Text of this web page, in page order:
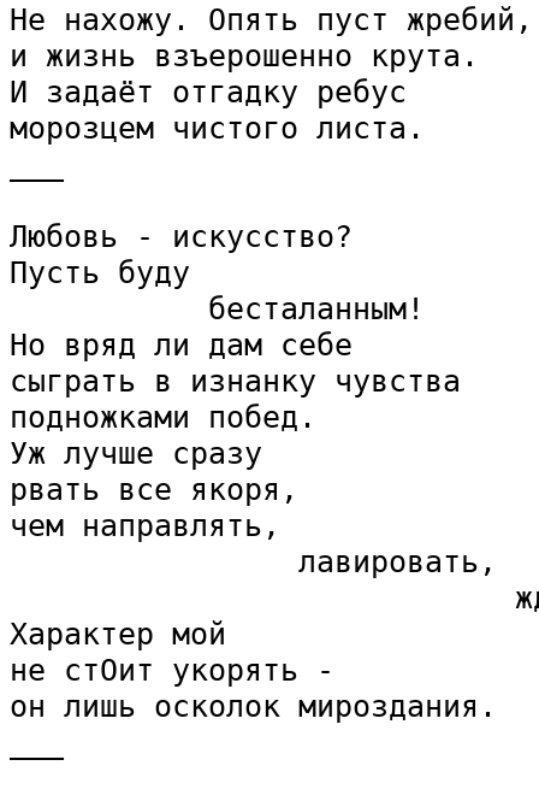
Не нахожу. Опять пуст жребий,
и жизнь взъерошенно крута.
И задаёт отгадку ребус
морозцем чистого листа.
Любовь - искусство?
Пусть буду
           бесталанным!
Но вряд ли дам себе
сыграть в изнанку чувства
подножками побед.
Уж лучше сразу
рвать все якоря,
чем направлять,
                лавировать,
Характер мой
не стОит укорять -
он лишь осколок мироздания.